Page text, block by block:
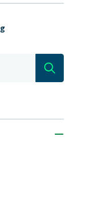
Sök
AI-drivna